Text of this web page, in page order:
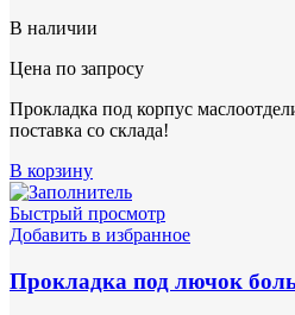
В наличии
Цена по запросу
Прокладка под корпус
поставка со склада!
В корзину
Быстрый просмотр
Добавить в избранное
Прокладка под лючок